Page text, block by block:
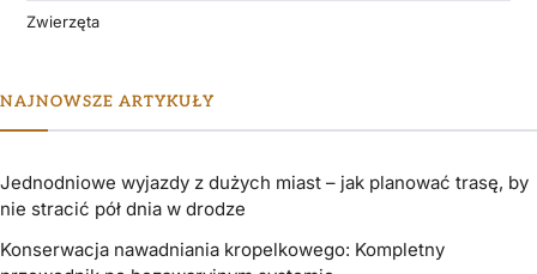
Zwierzęta
NAJNOWSZE ARTYKUŁY
Jednodniowe wyjazdy z dużych miast – jak planować trasę, by
nie stracić pół dnia w drodze
Konserwacja nawadniania kropelkowego: Kompletny